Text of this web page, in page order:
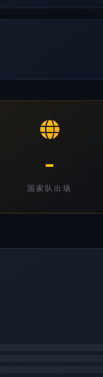
-
国家队出场